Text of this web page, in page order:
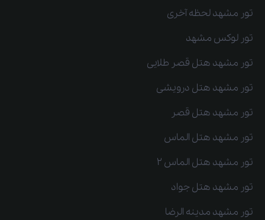
تور مشهد لحظه آخری
تور لوکس مشهد
تور مشهد هتل قصر طلایی
تور مشهد هتل درویشی
تور مشهد هتل قصر
تور مشهد هتل الماس
تور مشهد هتل الماس 2
تور مشهد هتل جواد
تور مشهد مدینه الرضا